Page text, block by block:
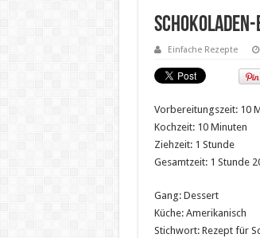
Einfache Rezepte
Vorbereitungszeit: 10
Kochzeit: 10 Minuten
Ziehzeit: 1 Stunde
Gesamtzeit: 1 Stunde
Gang: Dessert
Küche: Amerikanisch
Stichwort: Rezept für